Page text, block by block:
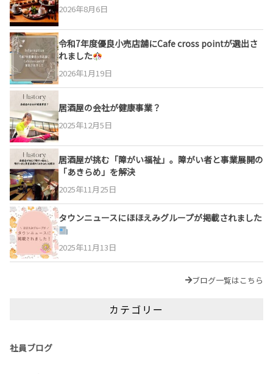
2026年8月6日
令和7年度優良小売店舗にCafe cross pointが選出さ
れました
2026年1月19日
居酒屋の会社が健康事業？
2025年12月5日
居酒屋が挑む「障がい福祉」。障がい者と事業展開の
「あきらめ」を解決
2025年11月25日
タウンニュースにほほえみグループが掲載されました
2025年11月13日
ブログ一覧はこちら
カテゴリー
社員ブログ